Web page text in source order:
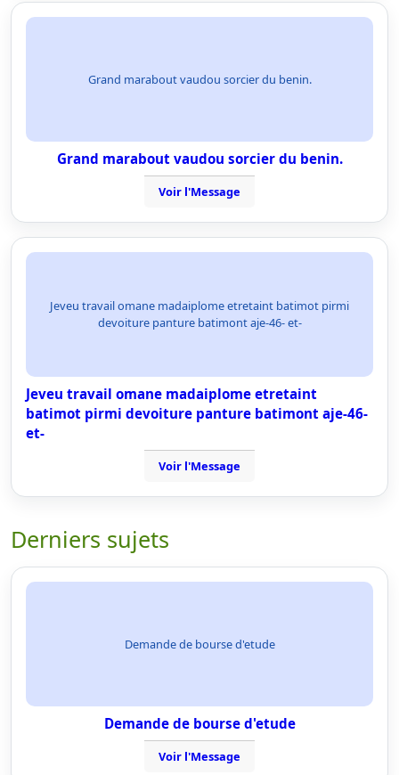
Grand marabout vaudou sorcier du benin.
Grand marabout vaudou sorcier du benin.
Voir l'Message
Jeveu travail omane madaiplome etretaint batimot pirmi
devoiture panture batimont aje-46- et-
Jeveu travail omane madaiplome etretaint
batimot pirmi devoiture panture batimont aje-46-
et-
Voir l'Message
Derniers sujets
Demande de bourse d'etude
Demande de bourse d'etude
Voir l'Message